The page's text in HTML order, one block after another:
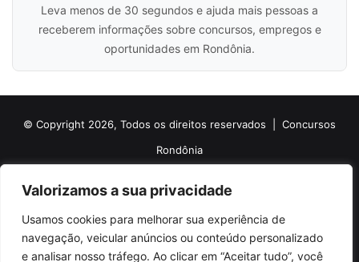
Valorizamos a sua privacidade
Usamos cookies para melhorar sua experiência de
navegação, veicular anúncios ou conteúdo personalizado
e analisar nosso tráfego. Ao clicar em “Aceitar tudo”, você
Leva menos de 30 segundos e ajuda mais pessoas a
receberem informações sobre concursos, empregos e
oportunidades em Rondônia.
© Copyright 2026, Todos os direitos reservados | Concursos
Rondônia
Sobre o Concursos Rondônia
Siga nossas redes sociais
Web Stories Anuncie